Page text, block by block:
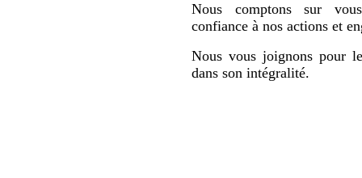
Nous comptons sur
confiance à nos actions et
Nous vous joignons pour
dans son intégralité.